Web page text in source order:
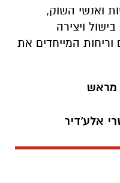
ואנשי השוק,
ויצירה
וריחות המייחדים את
מראש